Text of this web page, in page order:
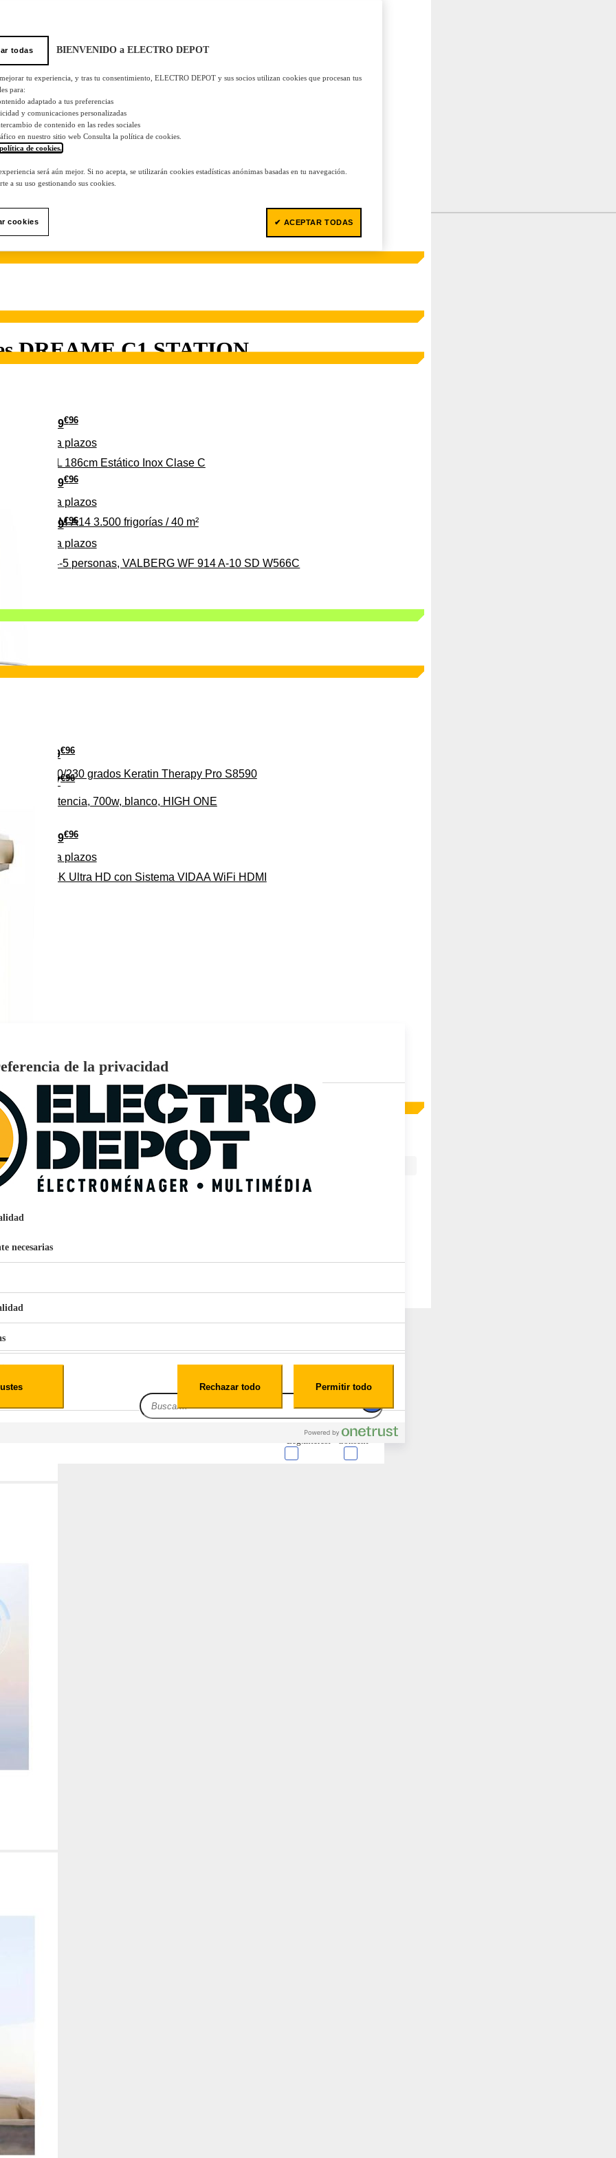
279€96
Pago a plazos
para 4-5 personas, VALBERG WF 914 A-10 SD W566C
349€96
Pago a plazos
C 315L 186cm Estático Inox Clase C
37€96
de potencia, 700w, blanco, HIGH ONE
369€96
Pago a plazos
CLIM-A14 3.500 frigorías / 40 m²
1,1L Limpia Sofás Alfombras Coche SP3
29€96
160/230 grados Keratin Therapy Pro S8590
279€96
Pago a plazos
EL 4K Ultra HD con Sistema VIDAA WiFi HDMI
159€ 96
Pago aplazos
EcoTank EPSON ET-2861
DREAME C1 STATION
todas BIENVENIDO a ELECTRO DEPOT
tu experiencia, y tras tu consentimiento, ELECTRO DEPOT y sus socios utilizan cookies que procesan tus
para:
adaptado a tus preferencias
y comunicaciones personalizadas
de contenido en las redes sociales
en nuestro sitio web Consulta la política de cookies.
de cookies.
será aún mejor. Si no acepta, se utilizarán cookies estadísticas anónimas basadas en tu navegación.
a su uso gestionando sus cookies.
cookies ✔ ACEPTAR TODAS
de la privacidad
necesarias
en tu navegador. Sin embargo, si bloqueas ciertos tipos de cookies, tu experiencia de navegación y
ofrecerte pueden verse afectados. Más información
necesarias
para que el sitio web funcione y no se pueden desactivar en nuestros sistemas. Por ejemplo, estas
necesarias te permitirán acceder a tu área de cliente, mantener activa tu sesión mientras navegas o
compras. También nos permitirán detectar cualquier problema técnico que pueda afectar la
servicios hemos agregado a nuestras páginas. Si no permite estas cookies algunos de nuestros servicios
dirigida.
cookies‎
Consent
Leg.Interest
Rechazar todo Permitir todo